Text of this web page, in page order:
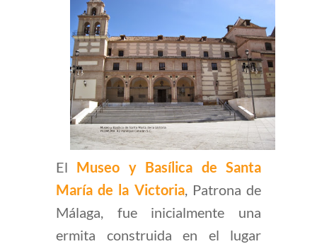
El Museo y Basílica de Santa
María de la Victoria, Patrona de
Málaga, fue inicialmente una
ermita construida en el lugar